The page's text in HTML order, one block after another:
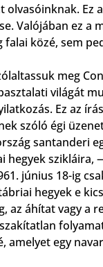
Ez
Valójában ez
közé, sem
meg
világát
Ez az
szóló égi
santanderi
hegyek szikláira,
június 18-ig
hegyek e
az áhítat vagy a
amelyet egy